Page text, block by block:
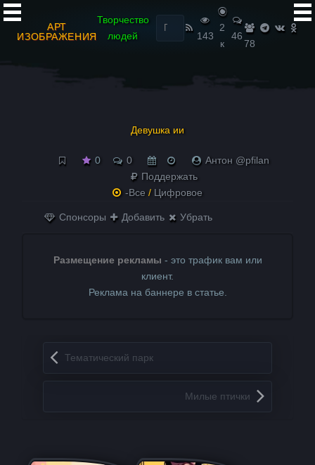
АРТ
ИЗОБРАЖЕНИЯ
Творчество
людей
Найти:
143
2
к
46
78
Девушка ии
0 0
Антон @pfilan
Поддержать
-Все / Цифровое
Спонсоры Добавить Убрать
Размещение рекламы - это трафик вам или
клиент.
Реклама на баннере в статье.
Запись навигация
Тематический парк
Милые птички